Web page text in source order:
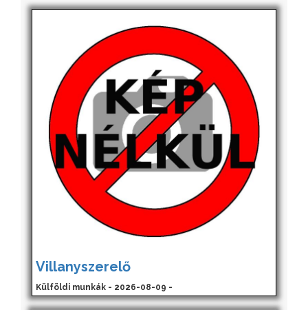
Villanyszerelő
Külföldi munkák - 2026-08-09 -